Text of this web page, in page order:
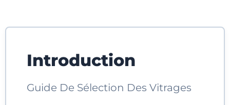
Introduction
Guide De Sélection Des Vitrages